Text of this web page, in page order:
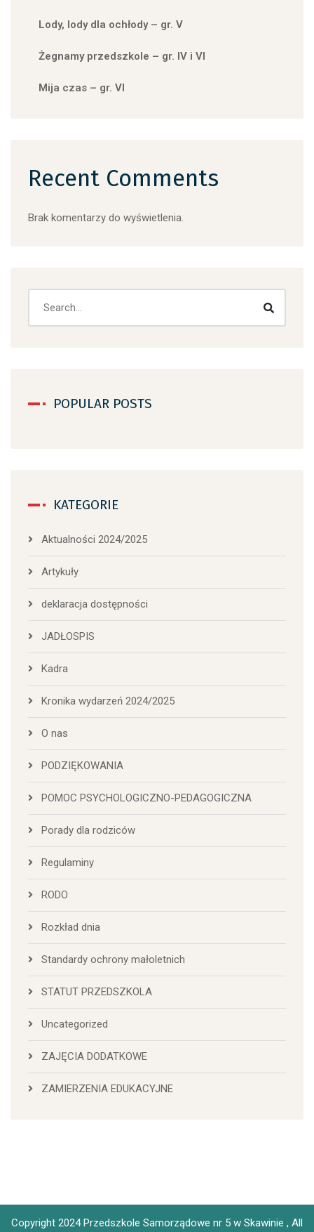
Lody, lody dla ochłody – gr. V
Żegnamy przedszkole – gr. IV i VI
Mija czas – gr. VI
Recent Comments
Brak komentarzy do wyświetlenia.
POPULAR POSTS
KATEGORIE
Aktualności 2024/2025
Artykuły
deklaracja dostępności
JADŁOSPIS
Kadra
Kronika wydarzeń 2024/2025
O nas
PODZIĘKOWANIA
POMOC PSYCHOLOGICZNO-PEDAGOGICZNA
Porady dla rodziców
Regulaminy
RODO
Rozkład dnia
Standardy ochrony małoletnich
STATUT PRZEDSZKOLA
Uncategorized
ZAJĘCIA DODATKOWE
ZAMIERZENIA EDUKACYJNE
Copyright 2024 Przedszkole Samorządowe nr 5 w Skawinie , All